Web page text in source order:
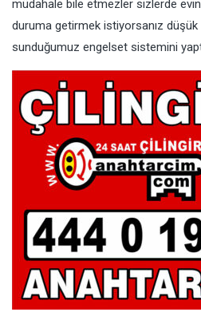
müdahale bile etmezler sizlerde
duruma getirmek istiyorsanız
sunduğumuz engelset sistemini